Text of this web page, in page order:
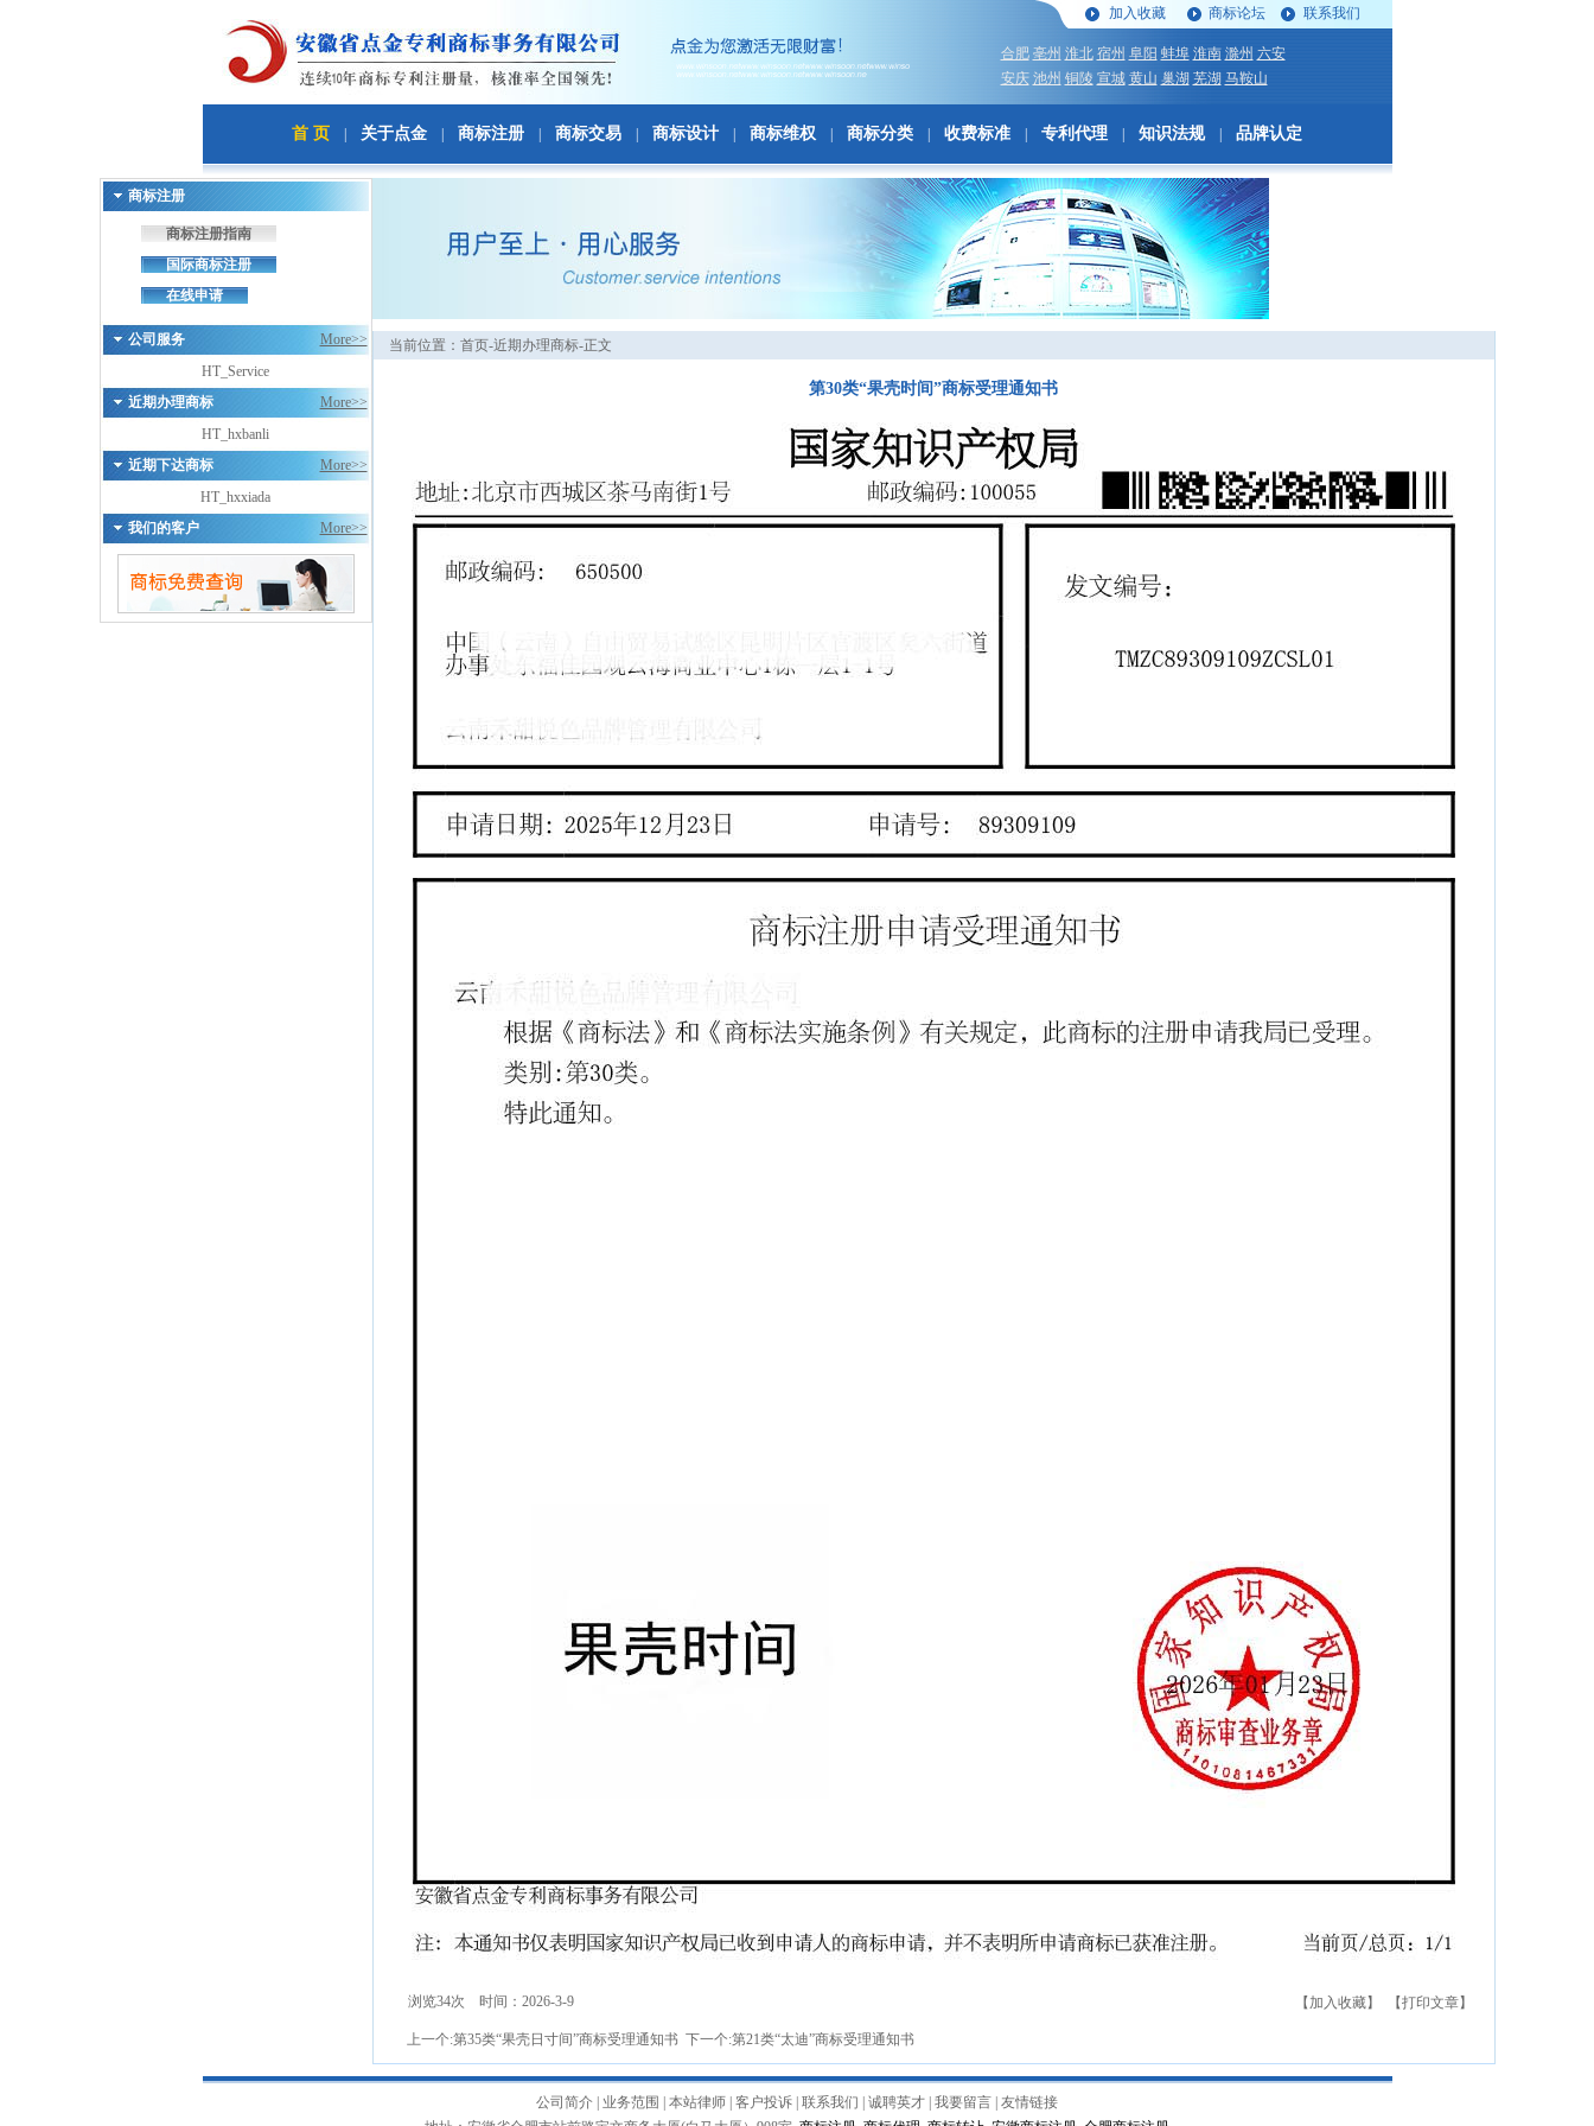
加入收藏 商标论坛 联系我们
合肥 亳州 淮北 宿州 阜阳 蚌埠 淮南 滁州 六安
安庆 池州 铜陵 宣城 黄山 巢湖 芜湖 马鞍山
首 页 关于点金 商标注册 商标交易 商标设计 商标维权 商标分类 收费标准 专利代理 知识法规 品牌认定
商标注册
商标注册指南
国际商标注册
在线申请
公司服务
More>>
HT_Service
近期办理商标
More>>
HT_hxbanli
近期下达商标
More>>
HT_hxxiada
我们的客户
More>>
当前位置： 首页-近期办理商标-正文
第30类“果壳时间”商标受理通知书
浏览34次 时间：2026-3-9 【加入收藏】 【打印文章】
上一个:第35类“果壳日寸间”商标受理通知书 下一个:第21类“太迪”商标受理通知书
公司简介 业务范围 本站律师 客户投诉 联系我们 诚聘英才 我要留言 友情链接